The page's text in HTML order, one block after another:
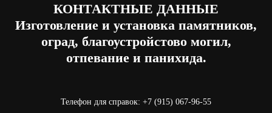
КОНТАКТНЫЕ ДАННЫЕ
Изготовление и установка памятников,
оград, благоустройстово могил,
отпевание и панихида.
Телефон для справок: +7 (915) 067-96-55